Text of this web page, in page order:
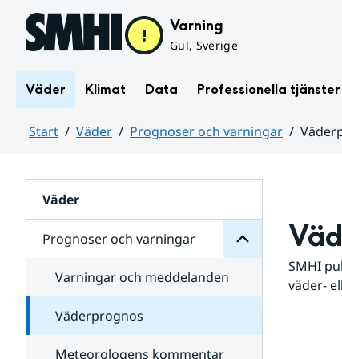
Hoppa till sidans innehåll Varning
Gul, Sverige
Väder Klimat Data Professionella tjänster
Start Väder Prognoser och varningar
Väder
Prognoser och varningar
för
varningar
Varningar och meddelanden
Väderprognos
Meteorologens kommentar
SMHI
väder-